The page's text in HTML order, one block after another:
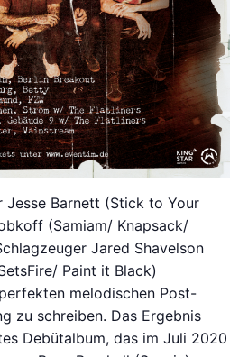
Jesse Barnett (Stick to Your
(Samiam/ Knapsack/
Jared Shavelson
Paint it Black)
melodischen Post-
zu schreiben. Das Ergebnis
Debütalbum, das im Juli 2020